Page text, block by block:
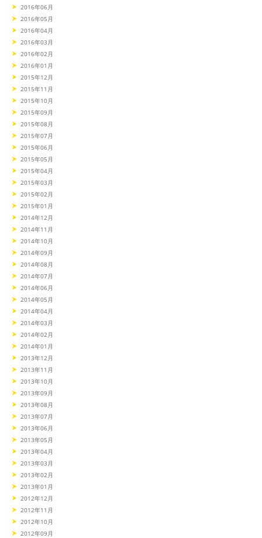
2016年06月
2016年05月
2016年04月
2016年03月
2016年02月
2016年01月
2015年12月
2015年11月
2015年10月
2015年09月
2015年08月
2015年07月
2015年06月
2015年05月
2015年04月
2015年03月
2015年02月
2015年01月
2014年12月
2014年11月
2014年10月
2014年09月
2014年08月
2014年07月
2014年06月
2014年05月
2014年04月
2014年03月
2014年02月
2014年01月
2013年12月
2013年11月
2013年10月
2013年09月
2013年08月
2013年07月
2013年06月
2013年05月
2013年04月
2013年03月
2013年02月
2013年01月
2012年12月
2012年11月
2012年10月
2012年09月